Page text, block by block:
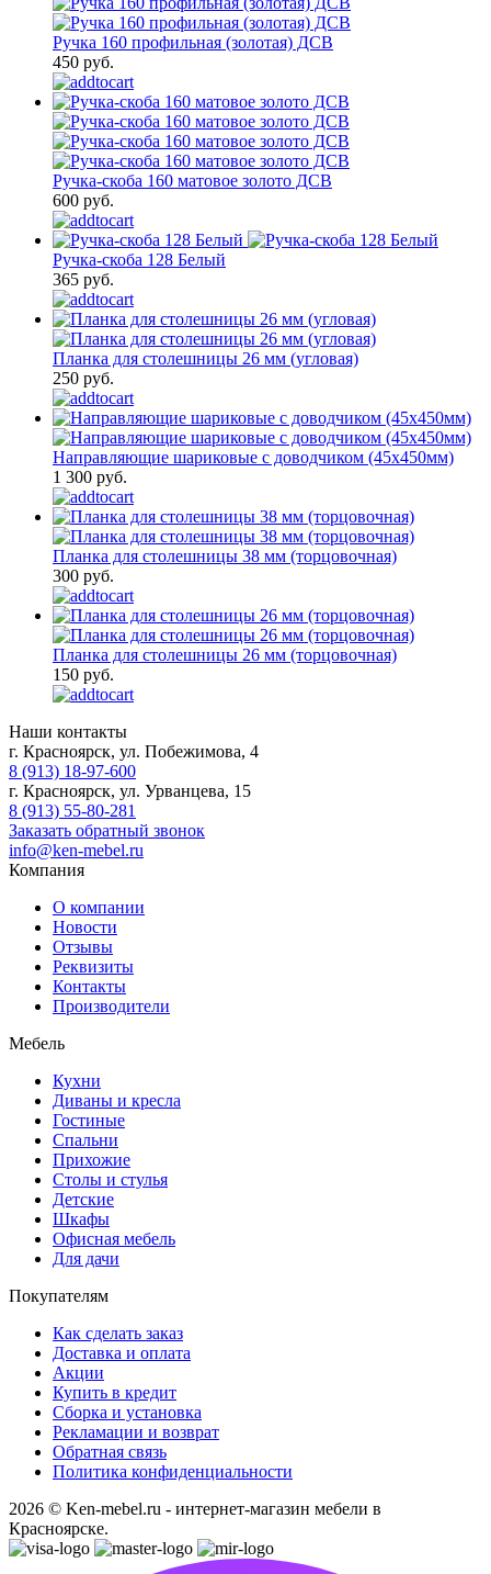
Ручка 160 профильная (золотая) ДСВ
450 руб.
Ручка-скоба 160 матовое золото ДСВ
600 руб.
Ручка-скоба 128 Белый
365 руб.
Планка для столешницы 26 мм (угловая)
250 руб.
Направляющие шариковые с доводчиком (45х450мм)
1 300 руб.
Планка для столешницы 38 мм (торцовочная)
300 руб.
Планка для столешницы 26 мм (торцовочная)
150 руб.
Наши контакты
г. Красноярск, ул. Побежимова, 4
8 (913) 18-97-600
г. Красноярск, ул. Урванцева, 15
8 (913) 55-80-281
Заказать обратный звонок
info@ken-mebel.ru
Компания
О компании
Новости
Отзывы
Реквизиты
Контакты
Производители
Мебель
Кухни
Диваны и кресла
Гостиные
Спальни
Прихожие
Столы и стулья
Детские
Шкафы
Офисная мебель
Для дачи
Покупателям
Как сделать заказ
Доставка и оплата
Акции
Купить в кредит
Сборка и установка
Рекламации и возврат
Обратная связь
Политика конфиденциальности
2026 © Ken-mebel.ru - интернет-магазин мебели в
Красноярске.